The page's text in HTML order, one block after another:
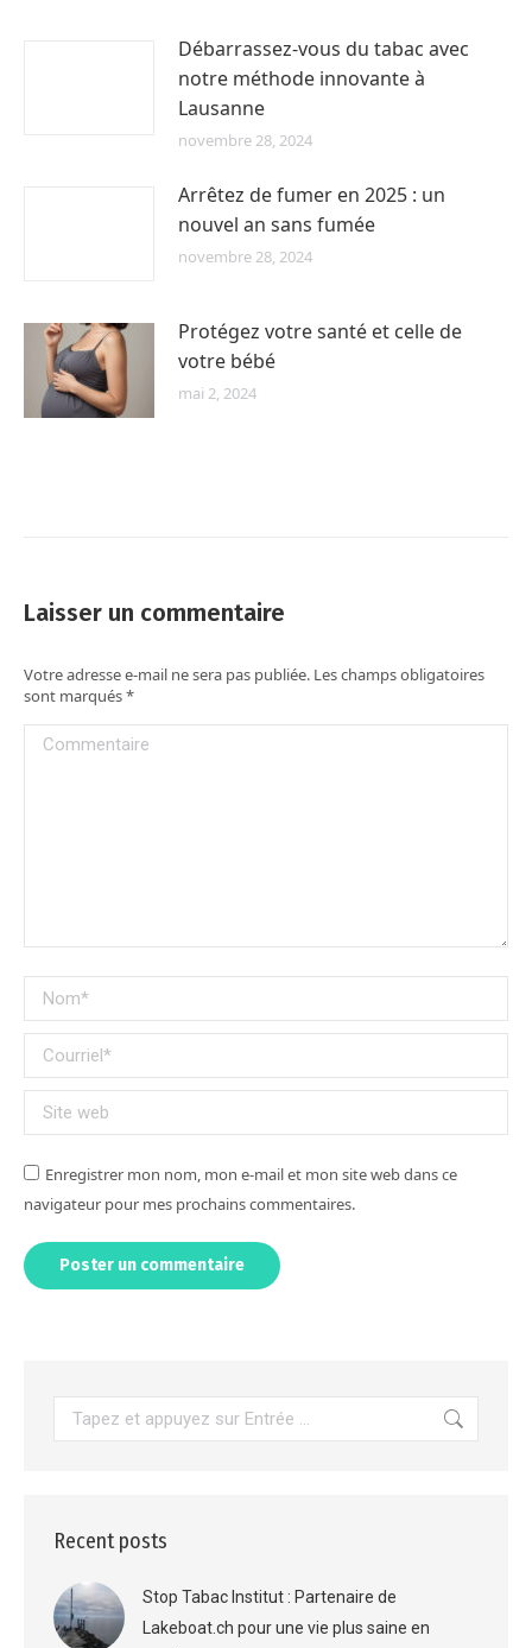
Débarrassez-vous du tabac avec
notre méthode innovante à
Lausanne
novembre 28, 2024
Arrêtez de fumer en 2025 : un
nouvel an sans fumée
novembre 28, 2024
Protégez votre santé et celle de
votre bébé
mai 2, 2024
Laisser un commentaire
Votre adresse e-mail ne sera pas publiée. Les champs obligatoires
sont marqués*
Commentaire
Nom *
Courriel *
Site web
Enregistrer mon nom, mon e-mail et mon site web dans ce
navigateur pour mes prochains commentaires.
Poster un commentaire
Recherche
:
Recent posts
Stop Tabac Institut : Partenaire de
Lakeboat.ch pour une vie plus saine en